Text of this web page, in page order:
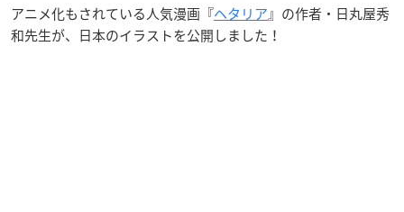
アニメ化もされている人気漫画『ヘタリア』の作者・日丸屋秀
和先生が、日本のイラストを公開しました！